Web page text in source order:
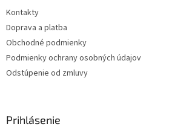
Kontakty
Doprava a platba
Obchodné podmienky
Podmienky ochrany osobných údajov
Odstúpenie od zmluvy
Prihlásenie